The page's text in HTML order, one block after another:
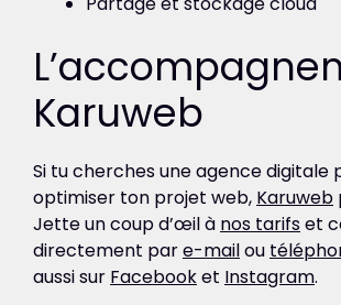
Karuweb
Si tu cherches une agence digitale
optimiser ton projet web, Karuweb
Jette un coup d’œil à nos tarifset
directement pare-mailou
aussi sur Facebooket Instagram.